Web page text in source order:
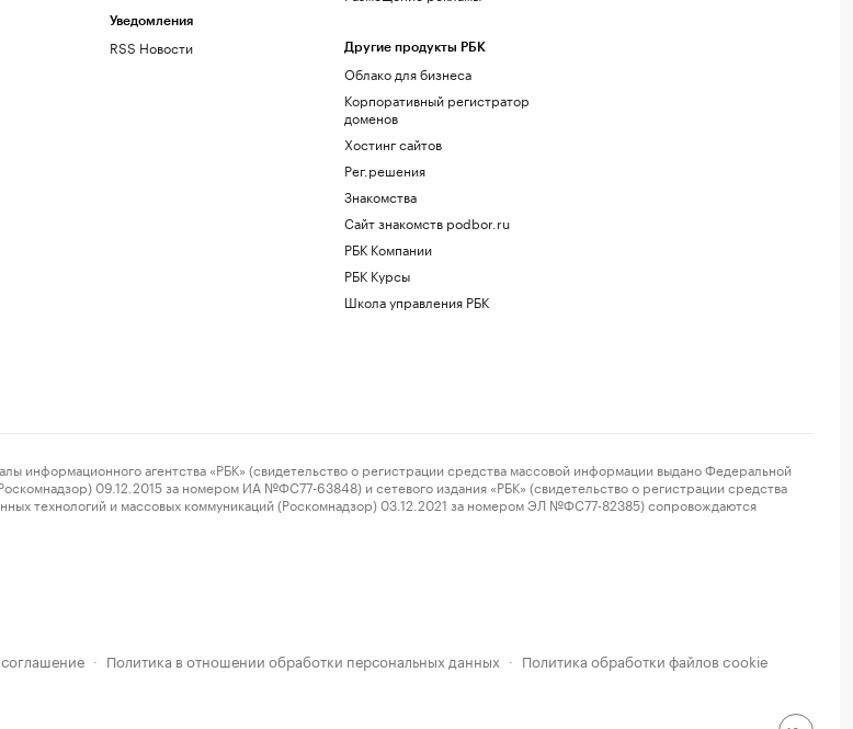
Уведомления
RSS Новости Другие продукты РБК
Облако для бизнеса
Корпоративный регистратор
доменов
Хостинг сайтов
Рег.решения
Знакомства
Сайт знакомств podbor.ru
РБК Компании
РБК Курсы
Школа управления РБК
агентства «РБК» (свидетельство о регистрации средства массовой информации выдано Федеральной
09.12.2015 за номером ИА №ФС77-63848) и сетевого издания «РБК» (свидетельство о регистрации средства
технологий и массовых коммуникаций (Роскомнадзор) 03.12.2021 за номером ЭЛ №ФС77-82385) сопровождаются
соглашение · Политика в отношении обработки персональных данных · Политика обработки файлов cookie